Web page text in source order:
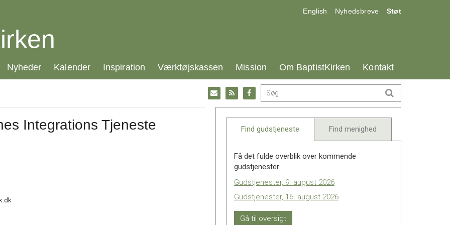
17.0:
English 18.0:
Nyhedsbreve 19.0:
Støt
21.0:
Nyheder 22.0:
Kalender 23.0:
Inspiration 24.0:
Værktøjskassen 25.0:
Mission 26.0:
Om BaptistKirken 27.0:
Kontakt
Gå
til:
Facebook
Gå
til:
RSS
feed
Gå
til:
Email
Integrations Tjeneste
Find gudstjeneste Find menighed
Få det fulde overblik over kommende
gudstjenester.
Gudstjenester, 9. august 2026
Gudstjenester, 16. august 2026
Gå til oversigt